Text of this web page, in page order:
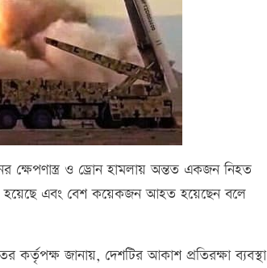
ক্ষেপণাস্ত্র ও ড্রোন হামলায় অন্তত একজন নিহত
হয়েছে এবং বেশ কয়েকজন আহত হয়েছেন বলে
জানায়, দেশটির আকাশ প্রতিরক্ষা ব্যবস্থা